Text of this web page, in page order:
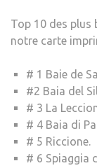
Top 10 des plus
notre carte
# 1 Baie de
#2 Baia del
# 3 La
# 4 Baia di
# 5 Riccione.
# 6 Spiaggia